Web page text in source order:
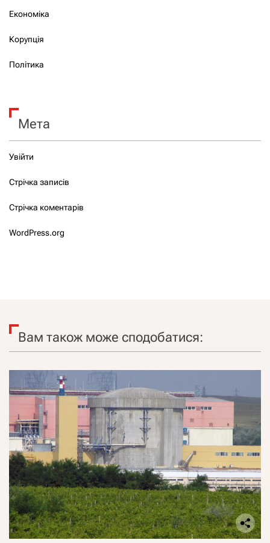
Економіка
Корупція
Політика
Мета
Увійти
Стрічка записів
Стрічка коментарів
WordPress.org
Вам також може сподобатися: